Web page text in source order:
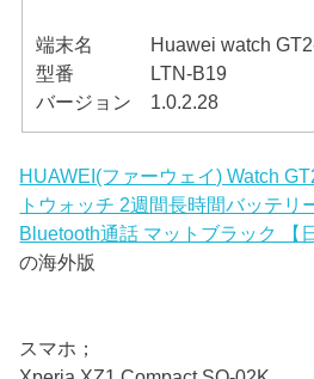
端末名 Huawei watch
型番 LTN-B19
バージョン 1.0.2.28
HUAWEI(ファーウェイ) Watch
トウォッチ 2週間長時間バッテリ
Bluetooth通話 マットブラック 【
の海外版
スマホ；